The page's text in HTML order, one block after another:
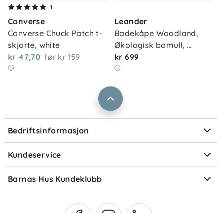
1
Converse
Converse Chuck Patch t-
skjorte, white
kr 47,70 før kr 159
Leander
Badekåpe Woodland,
Økologisk bomull,
cappu…
kr 699
Bedriftsinformasjon
Om oss
Våre butikker
Vårt samfunnsansvar
Jobbe i Barnas Hus
Størrelsesguider
Kundeservice
Kontakt oss
Frakt og levering
Retur og reklamasjon
Ofte stilte spørsmål
Om Klarna
Barnas Hus Kundeklubb
Medlemsvilkår